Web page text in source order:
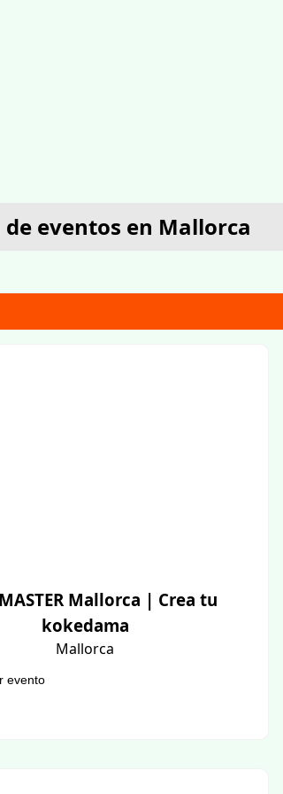
eventos en Mallorca
Mallorca | Crea tu
kokedama
Mallorca
evento